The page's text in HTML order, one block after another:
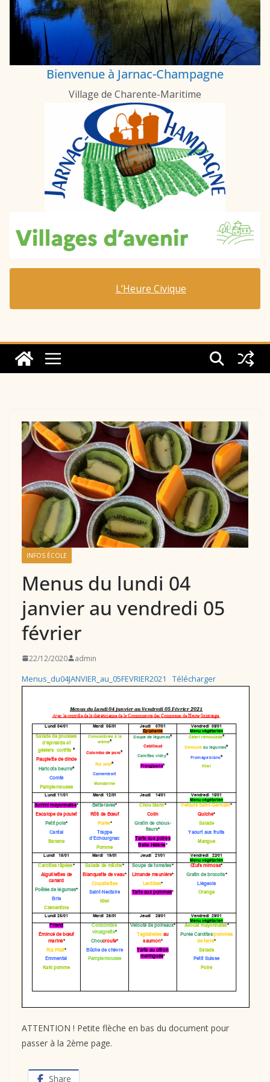
Bienvenue à Jarnac-Champagne
Village de Charente-Maritime
L’Heure Civique
INFOS ÉCOLE
Menus du lundi 04
janvier au vendredi 05
février
22/12/2020 admin
Menus_du04JANVIER_au_05FEVRIER2021 Télécharger
ATTENTION ! Petite flèche en bas du document pour
passer à la 2ème page.
Share